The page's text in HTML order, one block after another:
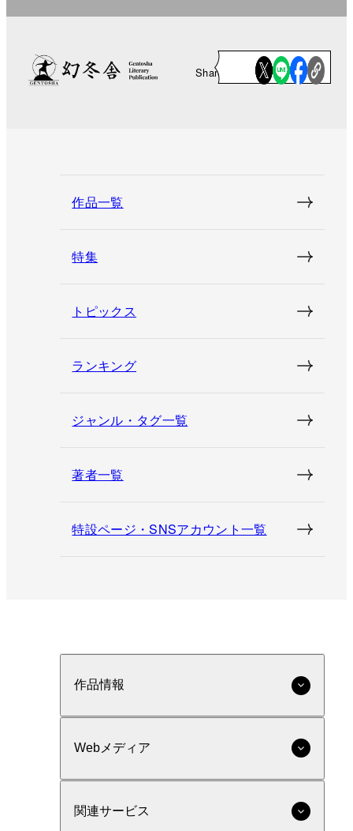
Share
作品一覧
特集
トピックス
ランキング
ジャンル・タグ一覧
著者一覧
特設ページ・SNSアカウント一覧
作品情報
Webメディア
関連サービス